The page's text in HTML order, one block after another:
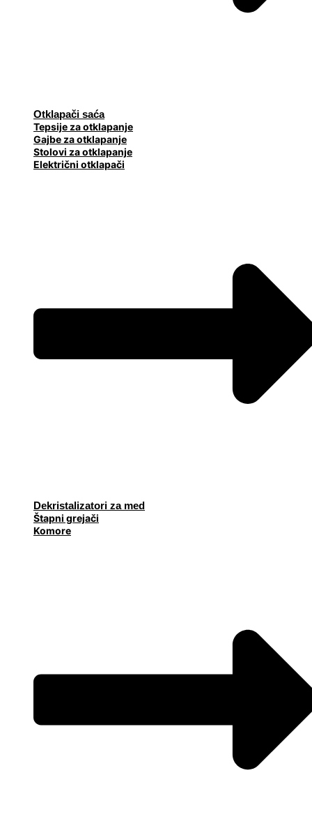
Otklapači saća
Tepsije za otklapanje
Gajbe za otklapanje
Stolovi za otklapanje
Električni otklapači
Dekristalizatori za med
Štapni grejači
Komore